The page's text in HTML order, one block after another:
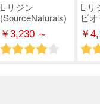
L-リジン
(SourceNaturals)
￥3,230 ～
L-リ
ビ
￥